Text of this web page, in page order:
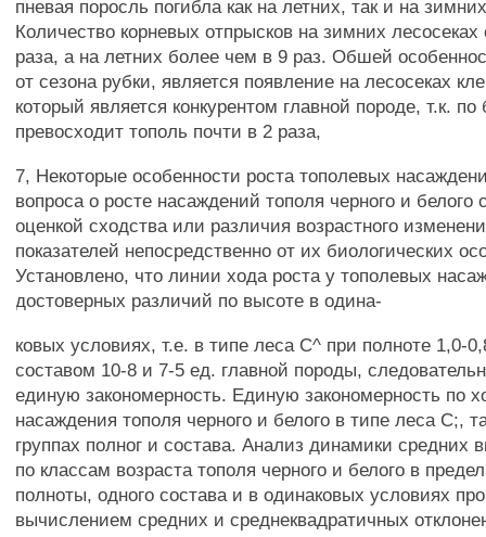
пневая поросль погибла как на летних, так и на
Количество корневых отпрысков на зимних лесосеках
раза, а на летних более чем в 9 раз. Обшей
от сезона рубки, является появление на лесосеках
который является конкурентом главной породе, т.к. по
превосходит тополь почти в 2 раза,
7, Некоторые особенности роста тополевых
вопроса о росте насаждений тополя черного и белого
оценкой сходства или различия возрастного
показателей непосредственно от их биологических
Установлено, что линии хода роста у тополевых
достоверных различий по высоте в одина-
ковых условиях, т.е. в типе леса С^ при полноте 1,0-
составом 10-8 и 7-5 ед. главной породы,
единую закономерность. Единую закономерность по
насаждения тополя черного и белого в типе леса С;,
группах полног и состава. Анализ динамики средних
по классам возраста тополя черного и белого в
полноты, одного состава и в одинаковых условиях
вычислением средних и среднеквадратичных